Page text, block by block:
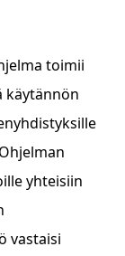
toimii
käytännön
yhteisiin
vastaisi